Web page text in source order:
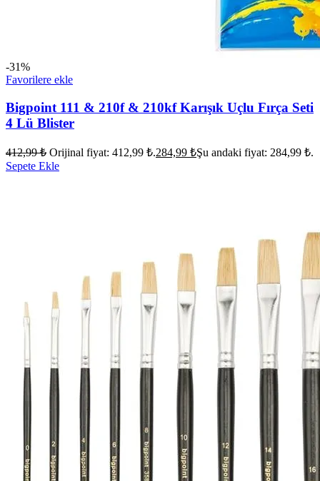
-31%
Favorilere ekle
Bigpoint 111 & 210f & 210kf Karışık Uçlu Fırça Seti
4 Lü Blister
412,99₺ Orijinal fiyat: 412,99 ₺.284,99 ₺Şu andaki fiyat: 284,99 ₺.
Sepete Ekle